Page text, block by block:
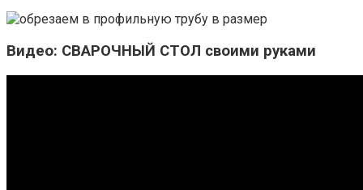
Видео: СВАРОЧНЫЙ СТОЛ своими руками